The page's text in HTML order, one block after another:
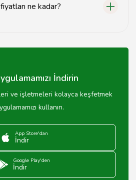
ne kadar?
Fiyatlar mekan ve malzemeye
İndirin
ve işletmeleri kolayca keşfetmek
kullanın.
App Store'dan
İndir
Google Play'den
İndir